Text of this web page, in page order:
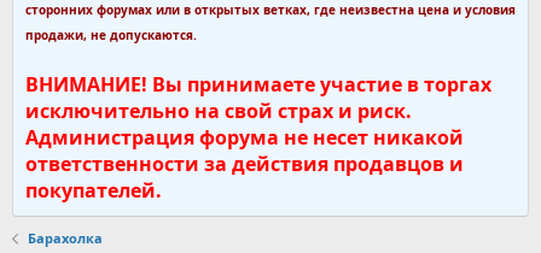
сторонних форумах или в открытых ветках, где неизвестна цена и условия
продажи, не допускаются.
ВНИМАНИЕ! Вы принимаете участие в торгах
исключительно на свой страх и риск.
Администрация форума не несет никакой
ответственности за действия продавцов и
покупателей.
Барахолка